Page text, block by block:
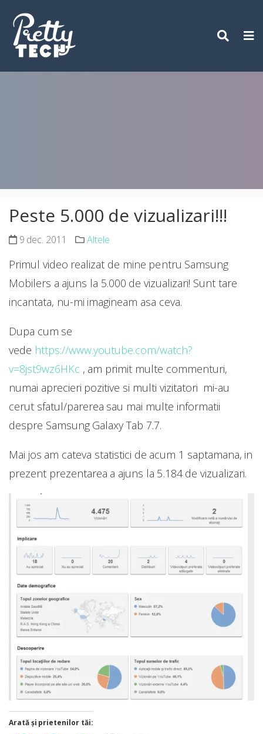
content
Peste 5.000 de vizualizari!!!
9 dec. 2011 Altele
Primul video realizat de mine pentru Samsung
Mobilers a ajuns la 5.000 de vizualizari! Sunt tare
incantata, nu-mi imagineam asa ceva.
Dupa cum se
vede https://www.youtube.com/watch?
v=8jst9wz6HKc , am primit multe commenturi,
numai aprecieri pozitive si multi vizitatori mi-au
cerut sfatul/parerea sau mai multe informatii
despre Samsung Galaxy Tab 7.7.
Mai jos am cateva statistici de acum 1 saptamana, in
prezent prezentarea a ajuns la 5.184 de vizualizari.
Arată și prietenilor tăi: